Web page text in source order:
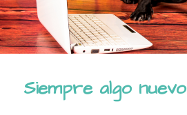
Siempre algo nuevo